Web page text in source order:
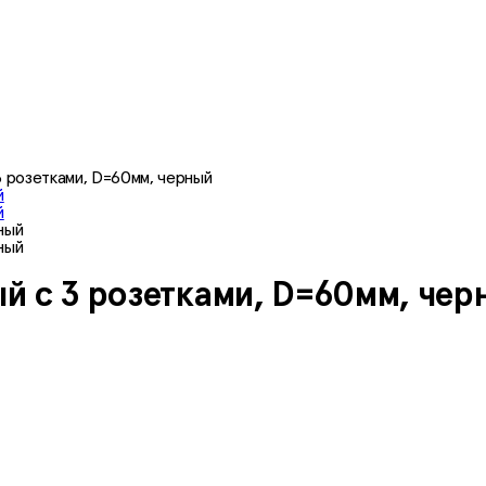
D=60мм, черный
с 3 розетками, D=60мм,